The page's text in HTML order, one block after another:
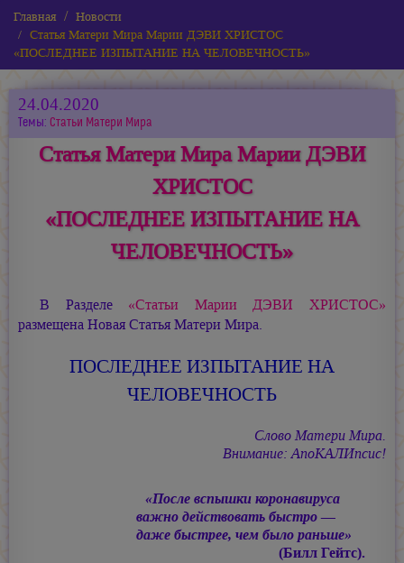
Главная
Новости
Статья Матери Мира Марии ДЭВИ ХРИСТОС
«ПОСЛЕДНЕЕ ИЗПЫТАНИЕ НА ЧЕЛОВЕЧНОСТЬ»
24.04.2020
Темы: Статьи Матери Мира
Статья Матери Мира Марии ДЭВИ
ХРИСТОС
«ПОСЛЕДНЕЕ ИЗПЫТАНИЕ НА
ЧЕЛОВЕЧНОСТЬ»
В Разделе «Статьи Марии ДЭВИ ХРИСТОС»
размещена Новая Статья Матери Мира.
ПОСЛЕДНЕЕ ИЗПЫТАНИЕ НА
ЧЕЛОВЕЧНОСТЬ
Слово Матери Мира.
Внимание: АпоКАЛИпсис!
«После вспышки коронавируса
важно действовать быстро —
даже быстрее, чем было раньше»
(Билл Гейтс).